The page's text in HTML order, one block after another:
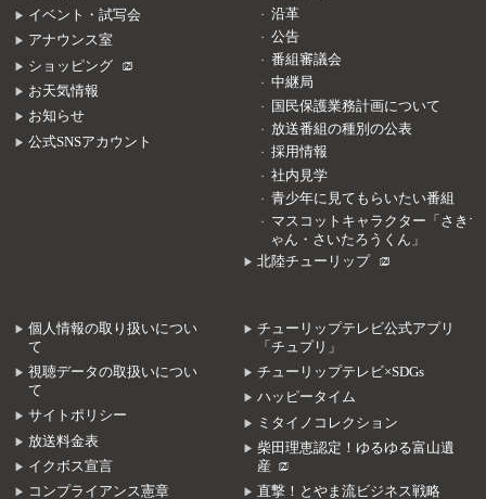
イベント・試写会
アナウンス室
ショッピング
お天気情報
お知らせ
公式SNSアカウント
沿革
公告
番組審議会
中継局
国民保護業務計画について
放送番組の種別の公表
採用情報
社内見学
青少年に見てもらいたい番組
マスコットキャラクター「さきち
ゃん・さいたろうくん」
北陸チューリップ
個人情報の取り扱いについ
て
視聴データの取扱いについ
て
サイトポリシー
放送料金表
イクボス宣言
コンプライアンス憲章
チューリップテレビ公式アプリ
「チュプリ」
チューリップテレビ×SDGs
ハッピータイム
ミタイノコレクション
柴田理恵認定！ゆるゆる富山遺
産
直撃！とやま流ビジネス戦略